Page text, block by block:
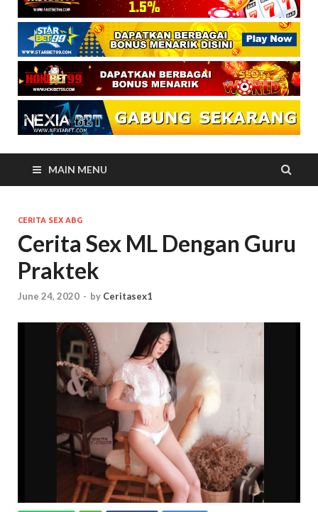
MAIN MENU
CERITA SEX ABG
Cerita Sex ML Dengan Guru
Praktek
June 24, 2020 - by Ceritasex1